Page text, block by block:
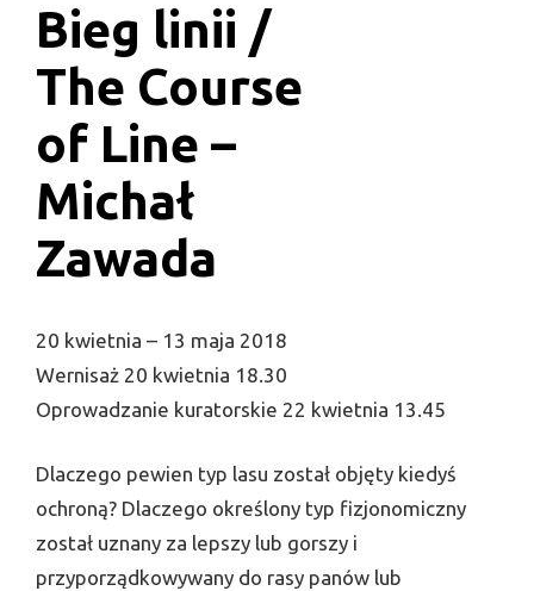
Bieg linii /
The Course
of Line –
Michał
Zawada
20 kwietnia – 13 maja 2018
Wernisaż 20 kwietnia 18.30
Oprowadzanie kuratorskie 22 kwietnia 13.45
Dlaczego pewien typ lasu został objęty kiedyś
ochroną? Dlaczego określony typ fizjonomiczny
został uznany za lepszy lub gorszy i
przyporządkowywany do rasy panów lub